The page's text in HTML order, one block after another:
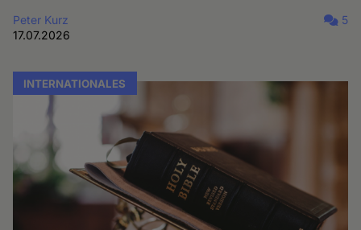
Peter Kurz
17.07.2026
5
INTERNATIONALES